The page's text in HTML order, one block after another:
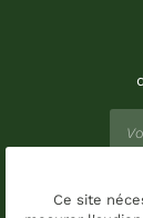
Ce site